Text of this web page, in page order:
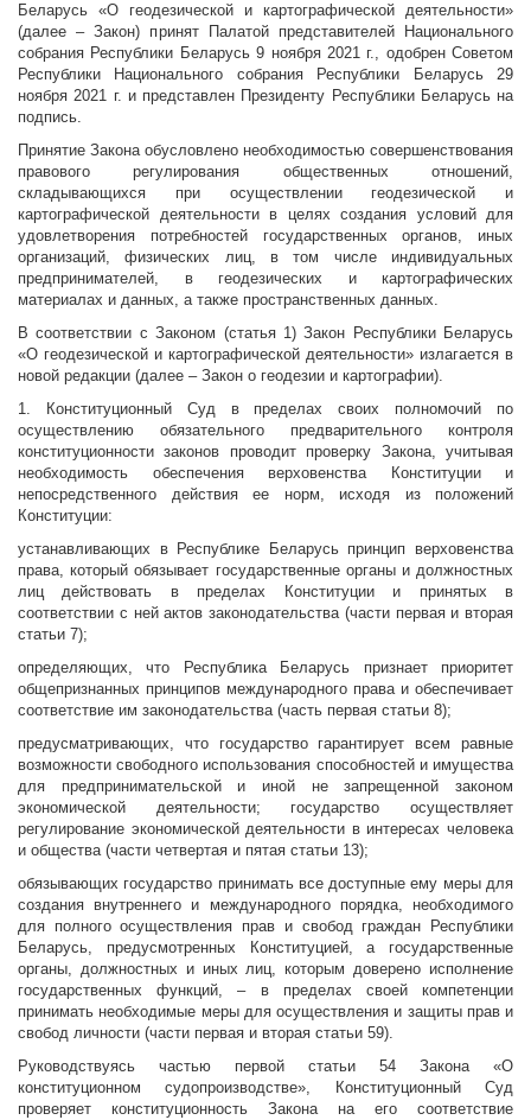
Беларусь «О геодезической и картографической деятельности»
(далее – Закон) принят Палатой представителей Национального
собрания Республики Беларусь 9 ноября 2021 г., одобрен Советом
Республики Национального собрания Республики Беларусь 29
ноября 2021 г. и представлен Президенту Республики Беларусь на
подпись.
Принятие Закона обусловлено необходимостью совершенствования
правового регулирования общественных отношений,
складывающихся при осуществлении геодезической и
картографической деятельности в целях создания условий для
удовлетворения потребностей государственных органов, иных
организаций, физических лиц, в том числе индивидуальных
предпринимателей, в геодезических и картографических
материалах и данных, а также пространственных данных.
В соответствии с Законом (статья 1) Закон Республики Беларусь
«О геодезической и картографической деятельности» излагается в
новой редакции (далее – Закон о геодезии и картографии).
1. Конституционный Суд в пределах своих полномочий по
осуществлению обязательного предварительного контроля
конституционности законов проводит проверку Закона, учитывая
необходимость обеспечения верховенства Конституции и
непосредственного действия ее норм, исходя из положений
Конституции:
устанавливающих в Республике Беларусь принцип верховенства
права, который обязывает государственные органы и должностных
лиц действовать в пределах Конституции и принятых в
соответствии с ней актов законодательства (части первая и вторая
статьи 7);
определяющих, что Республика Беларусь признает приоритет
общепризнанных принципов международного права и обеспечивает
соответствие им законодательства (часть первая статьи 8);
предусматривающих, что государство гарантирует всем равные
возможности свободного использования способностей и имущества
для предпринимательской и иной не запрещенной законом
экономической деятельности; государство осуществляет
регулирование экономической деятельности в интересах человека
и общества (части четвертая и пятая статьи 13);
обязывающих государство принимать все доступные ему меры для
создания внутреннего и международного порядка, необходимого
для полного осуществления прав и свобод граждан Республики
Беларусь, предусмотренных Конституцией, а государственные
органы, должностных и иных лиц, которым доверено исполнение
государственных функций, – в пределах своей компетенции
принимать необходимые меры для осуществления и защиты прав и
свобод личности (части первая и вторая статьи 59).
Руководствуясь частью первой статьи 54 Закона «О
конституционном судопроизводстве», Конституционный Суд
проверяет конституционность Закона на его соответствие